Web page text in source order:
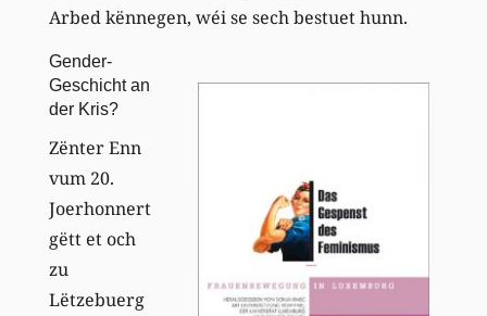
Arbed kënnegen, wéi se sech bestuet hunn.
Gender-
Geschicht an
der Kris?
Zënter Enn
vum 20.
Joerhonnert
gëtt et och
zu
Lëtzebuerg